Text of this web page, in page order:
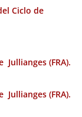
Ciclo de
(FRA).
(FRA).